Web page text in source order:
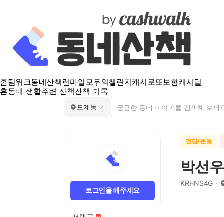
홈팀워크동네산책 런마일모두의챌린지캐시로또보험캐시딜
홈동네 생활주변 산책산책 기록
도계동
로그인을 해주세요
건강/운동
박선우
KRHNS4G